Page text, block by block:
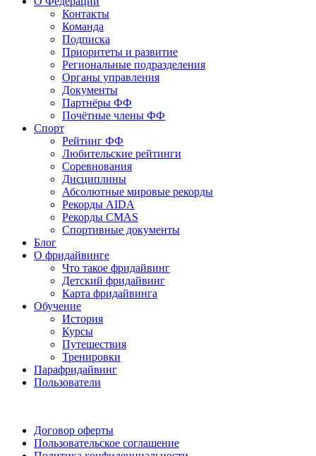
Контакты
Команда
Подписка
Приоритеты и развитие
Региональные подразделения
Органы управления
Документы
Партнёры ФФ
Почётные члены ФФ
Спорт
Рейтинг ФФ
Любительские рейтинги
Соревнования
Дисциплины
Абсолютные мировые рекорды
Рекорды AIDA
Рекорды CMAS
Спортивные документы
Блог
О фридайвинге
Что такое фридайвинг
Детский фридайвинг
Карта фридайвинга
Обучение
История
Курсы
Путешествия
Тренировки
Парафридайвинг
Пользователи
Договор оферты
Пользовательское соглашение